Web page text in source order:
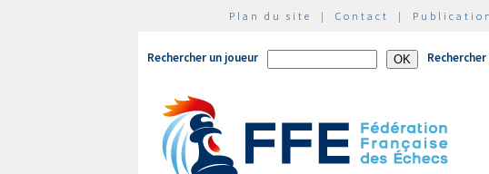
Plan du site | Contact |
Rechercher un joueur